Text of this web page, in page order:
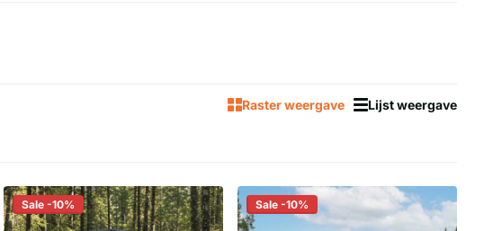
Raster weergave Lijst weergave
Sale -10% Sale -10%